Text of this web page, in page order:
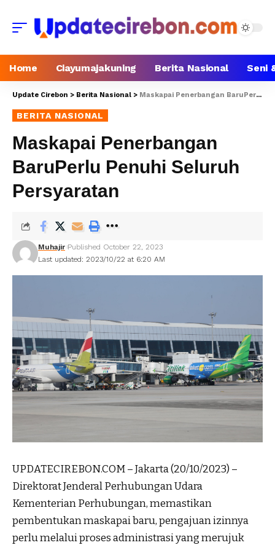
Home Ciayumajakuning Berita Nasional Seni
Update Cirebon > Berita Nasional > Maskapai Penerbangan BaruPerlu Penuhi Seluruh Persyaratan
BERITA NASIONAL
Maskapai Penerbangan
BaruPerlu Penuhi Seluruh
Persyaratan
Last updated: 2023/10/22 at 6:20 AM
Muhajir Published October 22, 2023
UPDATECIREBON.COM – Jakarta (20/10/2023) –
Direktorat Jenderal Perhubungan Udara
Kementerian Perhubungan, memastikan
pembentukan maskapai baru, pengajuan izinnya
perlu melalui proses administrasi yang merujuk